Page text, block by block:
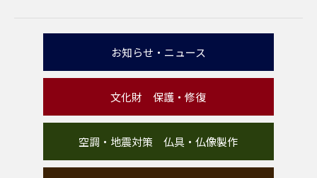
お知らせ・ニュース
文化財 保護・修復
空調・地震対策 仏具・仏像製作